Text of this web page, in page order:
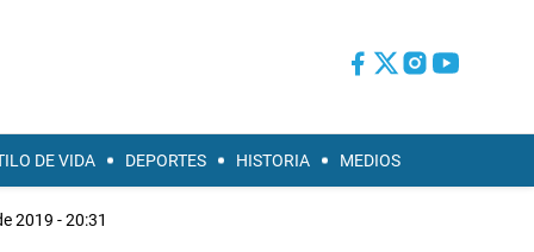
DE VIDA DEPORTES HISTORIA MEDIOS
2019 - 20:31